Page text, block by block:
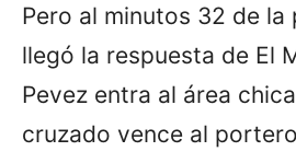
Pero al minutos 32 de la
llegó la respuesta de El
Pevez entra al área
cruzado vence al